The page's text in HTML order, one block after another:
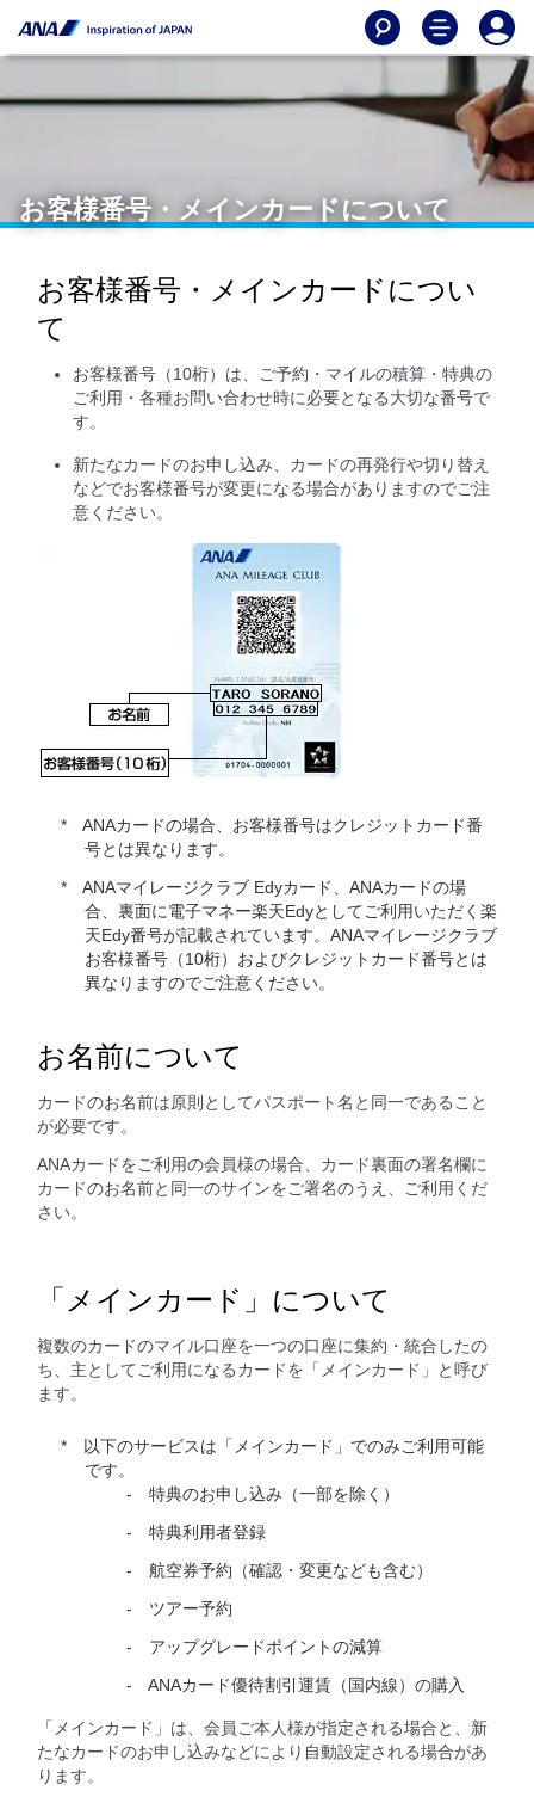
お客様番号・メインカードについて
お客様番号・メインカードについ
て
お客様番号（10桁）は、ご予約・マイルの積算・特典の
ご利用・各種お問い合わせ時に必要となる大切な番号で
す。
新たなカードのお申し込み、カードの再発行や切り替え
などでお客様番号が変更になる場合がありますのでご注
意ください。
ANAカードの場合、お客様番号はクレジットカード番
号とは異なります。
ANAマイレージクラブ Edyカード、ANAカードの場
合、裏面に電子マネー楽天Edyとしてご利用いただく楽
天Edy番号が記載されています。ANAマイレージクラブ
お客様番号（10桁）およびクレジットカード番号とは
異なりますのでご注意ください。
お名前について
カードのお名前は原則としてパスポート名と同一であること
が必要です。
ANAカードをご利用の会員様の場合、カード裏面の署名欄に
カードのお名前と同一のサインをご署名のうえ、ご利用くだ
さい。
「メインカード」について
複数のカードのマイル口座を一つの口座に集約・統合したの
ち、主としてご利用になるカードを「メインカード」と呼び
ます。
以下のサービスは「メインカード」でのみご利用可能
です。
特典のお申し込み（一部を除く）
特典利用者登録
航空券予約（確認・変更なども含む）
ツアー予約
アップグレードポイントの減算
ANAカード優待割引運賃（国内線）の購入
「メインカード」は、会員ご本人様が指定される場合と、新
たなカードのお申し込みなどにより自動設定される場合があ
ります。